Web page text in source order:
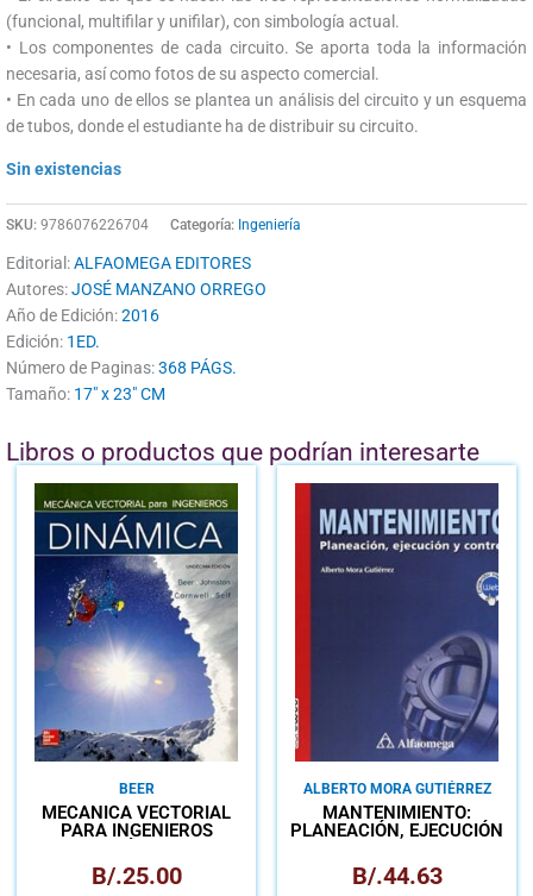
(funcional, multifilar y unifilar), con simbología actual.
• Los componentes de cada circuito. Se aporta toda la información
necesaria, así como fotos de su aspecto comercial.
• En cada uno de ellos se plantea un análisis del circuito y un esquema
de tubos, donde el estudiante ha de distribuir su circuito.
Sin existencias
SKU: 9786076226704 Categoría: Ingeniería
Editorial:ALFAOMEGA EDITORES
Autores:JOSÉ MANZANO ORREGO
Año de Edición:2016
Edición: 1ED.
Número de Paginas:368 PÁGS.
Tamaño: 17" x 23" CM
Libros o productos que podrían interesarte
BEER
MECÁNICA VECTORIAL
PARA INGENIEROS
B/.25.00
ALBERTO MORA GUTIÉRREZ
MANTENIMIENTO:
PLANEACIÓN, EJECUCIÓN
B/.44.63